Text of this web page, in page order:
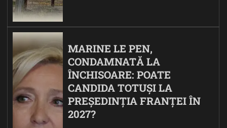
MARINE LE PEN,
CONDAMNATĂ LA
ÎNCHISOARE: POATE
CANDIDA TOTUȘI LA
PREȘEDINȚIA FRANȚEI ÎN
2027?